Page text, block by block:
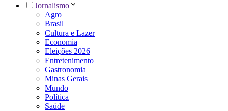
Jornalismo
Agro
Brasil
Cultura e Lazer
Economia
Eleições 2026
Entretenimento
Gastronomia
Minas Gerais
Mundo
Política
Saúde